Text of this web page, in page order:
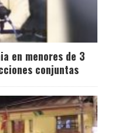
en menores de 3
conjuntas